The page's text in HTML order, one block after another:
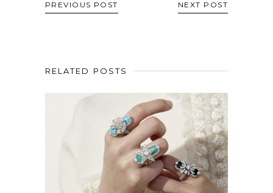
PREVIOUS POST NEXT POST
RELATED POSTS